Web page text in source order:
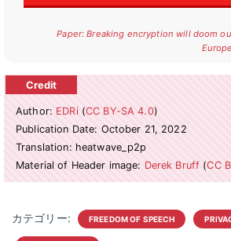
Paper: Breaking encryption will doom
Author: EDRi(CC BY-SA 4.0)
Publication Date: October 21, 2022
Translation: heatwave_p2p
Material of Header image: Derek Bruff (CC
カテゴリー: FREEDOM OF SPEECH